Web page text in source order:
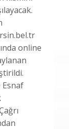
online